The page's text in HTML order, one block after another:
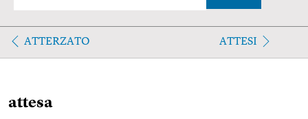
ATTERZATO ATTESI
attesa